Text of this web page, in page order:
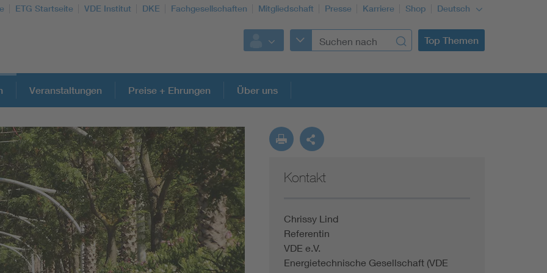
ETG Startseite VDE Institut DKE Fachgesellschaften Mitgliedschaft Presse Karriere Shop Deutsch
Top Themen
Weitere Themen
Energy efficiency
Energy grids
Energy storage
Veranstaltungen Preise + Ehrungen Über uns
Kontakt
Chrissy Lind
Referentin
VDE e.V.
Energietechnische Gesellschaft (VDE